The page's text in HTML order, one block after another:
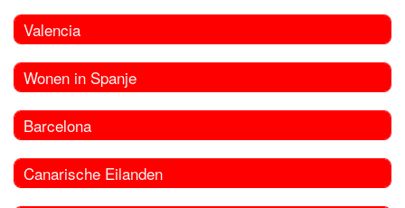
Valencia
Wonen in Spanje
Barcelona
Canarische Eilanden